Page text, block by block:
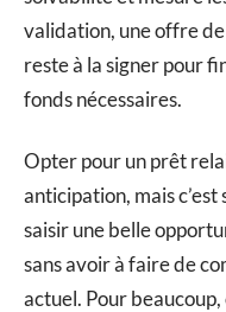
validation, une offre
reste à la signer pour
fonds nécessaires.
Opter pour un prêt
anticipation, mais
saisir une belle
sans avoir à faire de
actuel. Pour beaucoup,